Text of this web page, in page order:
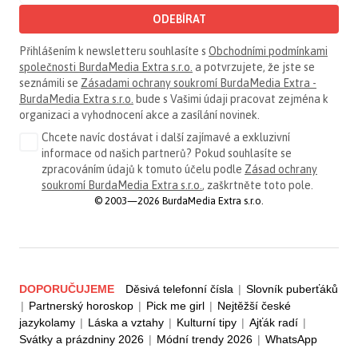
ODEBÍRAT
Přihlášením k newsletteru souhlasíte s Obchodními podmínkami
společnosti BurdaMedia Extra s.r.o. a potvrzujete, že jste se
seznámili se Zásadami ochrany soukromí BurdaMedia Extra -
BurdaMedia Extra s.r.o. bude s Vašimi údaji pracovat zejména k
organizaci a vyhodnocení akce a zasílání novinek.
Chcete navíc dostávat i další zajímavé a exkluzivní
informace od našich partnerů? Pokud souhlasíte se
zpracováním údajů k tomuto účelu podle Zásad ochrany
soukromí BurdaMedia Extra s.r.o. , zaškrtněte toto pole.
© 2003—2026 BurdaMedia Extra s.r.o.
DOPORUČUJEME Děsivá telefonní čísla | Slovník puberťáků
| Partnerský horoskop | Pick me girl | Nejtěžší české
jazykolamy | Láska a vztahy | Kulturní tipy | Ajťák radí |
Svátky a prázdniny 2026 | Módní trendy 2026 | WhatsApp